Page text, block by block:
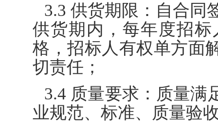
3.3 供货期限：自合同
供货期内，每年度招
格，招标人有权单方面
切责任；
3.4 质量要求：质量满
业规范、标准、质量验